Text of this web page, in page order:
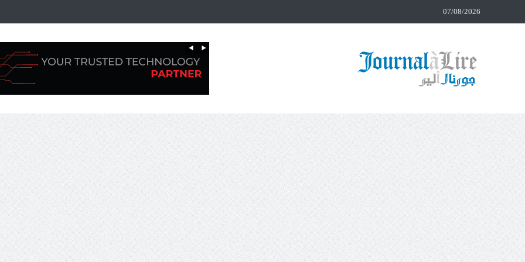
07/08/2026